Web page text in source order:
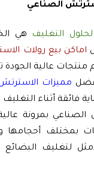
الصناعي
التغليف هي
اماكن بيع رولات
منتجات عالية الجودة
مميزات
فائقة أثناء التغليف
الصناعي بمرونة
بمختلف أحجامها
لتغليف البضائع